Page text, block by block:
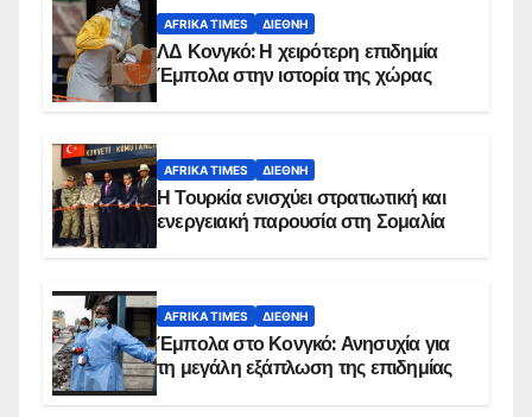
AFRIKA TIMES ΔΙΕΘΝΉ
ΛΔ Κονγκό: Η χειρότερη επιδημία
Έμπολα στην ιστορία της χώρας
AFRIKA TIMES ΔΙΕΘΝΉ
Η Τουρκία ενισχύει στρατιωτική και
ενεργειακή παρουσία στη Σομαλία
AFRIKA TIMES ΔΙΕΘΝΉ
Έμπολα στο Κονγκό: Ανησυχία για
τη μεγάλη εξάπλωση της επιδημίας